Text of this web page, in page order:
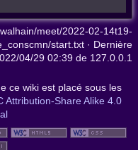
meet/2022-02-14t19-
start.txt · Dernière
04/29 02:39 de 127.0.0.1
ce wiki est placé sous les
Attribution-Share Alike 4.0